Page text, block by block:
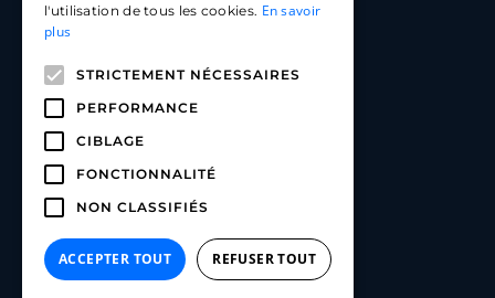
Carlo App | Instagram
Carlo App | Linkedin
l'utilisation de tous les cookies. En savoir
plus
STRICTEMENT NÉCESSAIRES
PERFORMANCE
CIBLAGE
FONCTIONNALITÉ
NON CLASSIFIÉS
ACCEPTER TOUT REFUSER TOUT